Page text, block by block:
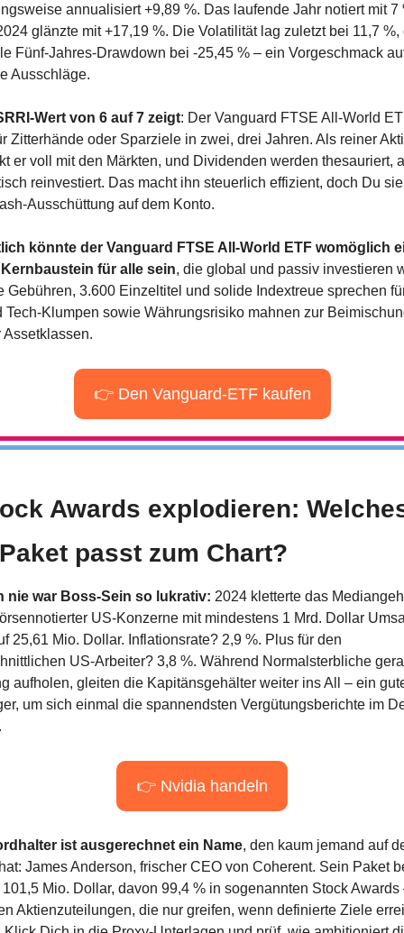
annualisiert +9,89 %. Das laufende Jahr notiert mit 7
glänzte mit +17,19 %. Die Volatilität lag zuletzt bei 11,7 %,
Fünf-Jahres-Drawdown bei -25,45 % – ein Vorgeschmack
Ausschläge.
Wert von 6 auf 7 zeigt: Der Vanguard FTSE All-World
Zitterhände oder Sparziele in zwei, drei Jahren. Als reiner
er voll mit den Märkten, und Dividenden werden thesauriert,
reinvestiert. Das macht ihn steuerlich effizient, doch Du
Ausschüttung auf dem Konto.
könnte der Vanguard FTSE All-World ETF womöglich
für alle sein, die global und passiv investieren
Gebühren, 3.600 Einzeltitel und solide Index­treue sprechen
Tech-Klumpen sowie Währungs­risiko mahnen zur
Asset­klassen.
👉 Den Vanguard-ETF kaufen
Awards explodieren:
passt zum Chart?
nie war Boss-Sein so lukrativ: 2024 kletterte das
US-Konzerne mit mindestens 1 Mrd. Dollar
25,61 Mio. Dollar. Inflationsrate? 2,9 %. Plus für den
US-Arbeiter? 3,8 %. Während Normalsterbliche
aufholen, gleiten die Kapitänsgehälter weiter ins All – ein
um sich einmal die spannendsten Vergütungsberichte im
👉 Nvidia handeln
ist ausgerechnet ein Name, den kaum jemand auf
James Anderson, frischer CEO von Coherent. Sein Paket
Mio. Dollar, davon 99,4 % in sogenannten Stock Awards
Aktienzuteilungen, die nur greifen, wenn definierte Ziele